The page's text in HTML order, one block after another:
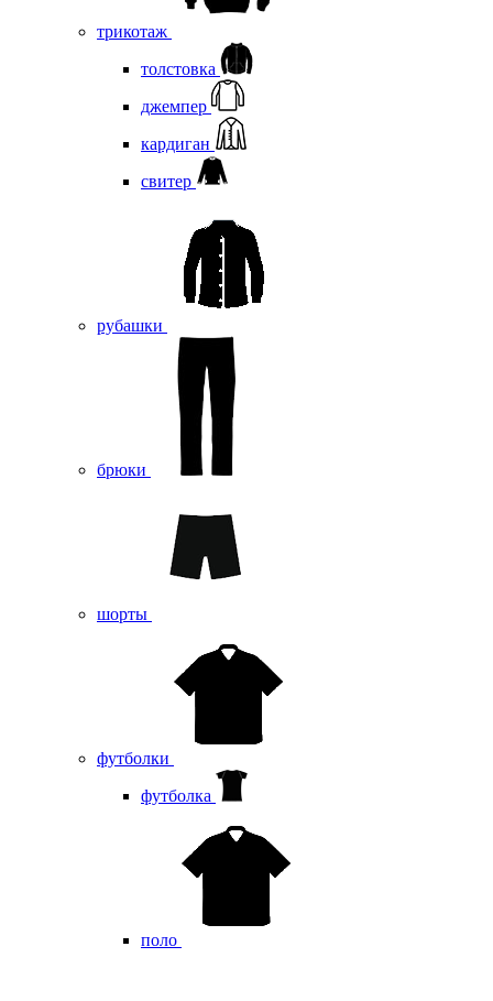
трикотаж
толстовка
джемпер
кардиган
свитер
рубашки
брюки
шорты
футболки
футболка
поло